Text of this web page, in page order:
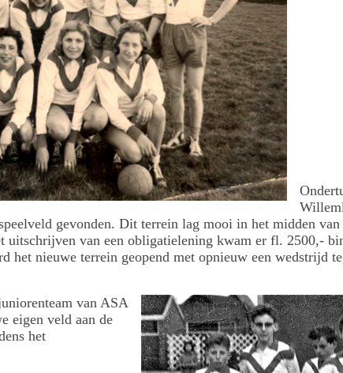
gevonden. Dit terrein lag mooi in het midden van
uitschrijven van een obligatielening kwam er fl. 2500,-
het nieuwe terrein geopend met opnieuw een wedstrijd
van ASA
eigen veld aan de
het